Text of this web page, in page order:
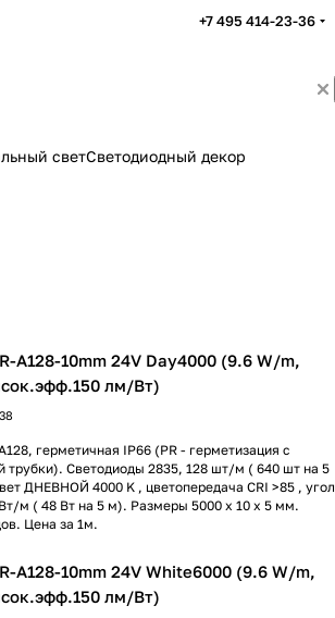
+7 495 414-23-36
светСветодиодный декор
A128-10mm 24V Day4000 (9.6 W/m,
лм/Вт)
герметичная IP66 (РR - герметизация с
трубки). Светодиоды 2835, 128 шт/м ( 640 шт на 5
ДНЕВНОЙ 4000 K , цветопередача CRI >85 , угол
м ( 48 Вт на 5 м). Размеры 5000 x 10 x 5 мм.
Цена за 1м.
A128-10mm 24V White6000 (9.6 W/m,
лм/Вт)